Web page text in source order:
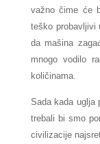
važno čime će
teško probavljivi
da mašina
mnogo vodilo
količinama.
Sada kada uglja
trebali bi smo
civilizacije